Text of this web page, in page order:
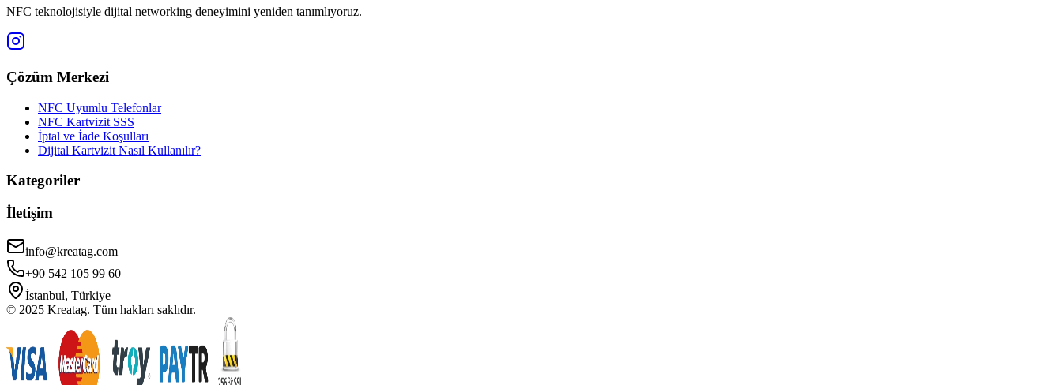
NFC teknolojisiyle dijital networking deneyimini yeniden tanımlıyoruz.
Çözüm Merkezi
NFC Uyumlu Telefonlar
NFC Kartvizit SSS
İptal ve İade Koşulları
Dijital Kartvizit Nasıl Kullanılır?
Kategoriler
İletişim
info@kreatag.com
+90 542 105 99 60
İstanbul, Türkiye
© 2025 Kreatag. Tüm hakları saklıdır.